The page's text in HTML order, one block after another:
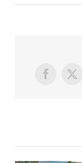
Facebook
X